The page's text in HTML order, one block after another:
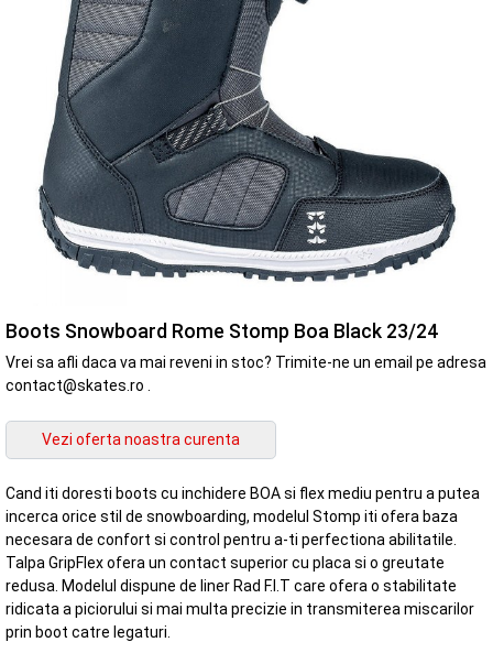
Boots Snowboard Rome Stomp Boa Black 23/24
Vrei sa afli daca va mai reveni in stoc? Trimite-ne un email pe adresa
contact@skates.ro .
Cand iti doresti boots cu inchidere BOA si flex mediu pentru a putea
incerca orice stil de snowboarding, modelul Stomp iti ofera baza
necesara de confort si control pentru a-ti perfectiona abilitatile.
Talpa GripFlex ofera un contact superior cu placa si o greutate
redusa. Modelul dispune de liner Rad F.I.T care ofera o stabilitate
ridicata a piciorului si mai multa precizie in transmiterea miscarilor
prin boot catre legaturi.